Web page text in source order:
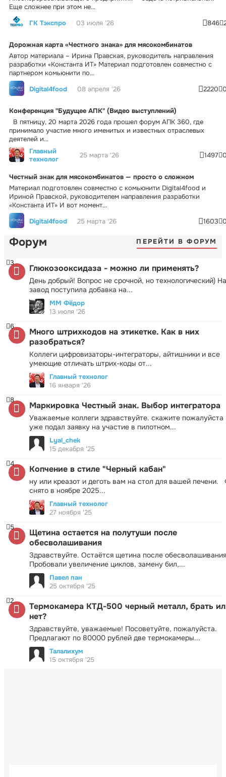
Еще сложнее при этом не...
ГК Тэкспро
03 июля '26 846
Дорожная карта «Честного знака» для мясокомбинатов
Автор материала – Ирина Правская, руководитель направления
разработки «Константа ИТ» Материал подготовлен совместно с
партнером комьюнити по...
Digital4food
08 апреля '26 2220
Конференция "Будущее АПК" (Видео выступлений)
В пятницу, 20 марта 2026 года прошел форум АПК 360, где
принимало участие много именитых и известных отраслевых
деятелей и...
Главный
технолог
25 марта '26 1497
Честный знак для мясокомбинатов — просто о сложном
Материал подготовлен совместно с комьюнити Digital4food и
Ириной Правской, руководителем направления разработки
«Константа ИТ» И вот момент...
Digital4food
25 марта '26 1603
Форум ПЕРЕЙТИ В ФОРУМ
Глюкозооксидаза - можно ли применять?
День добрый! Вопрос не срочной, но технологический) На
завод поступила добавка на...
3
ММ Фёдор
13 июля '26
Много штрихкодов на этикетке. Как в них
разобраться?
Коллеги цифровизаторы-интеграторы, айтишники и все
умеющие отличать штрих-коды от...
6
Главный технолог
16 января '26
Маркировка Честный знак. Выбор интегратора
Уважаемые коллеги здравствуйте. скажите пожалуйста
уже подал заявку на участие в пилотном...
8
Lyal_chek
15 декабря '25
Копчение в стиле "Черный кабан"
ну или креазот и деготь вам на стол для вашей печени.
снято в ноябре 2025...
4
Главный технолог
27 ноября '25
Щетина остается на полутуши после
обесволашивания
Здравствуйте. Остаётся щетина после
Пробовали увеличение циклов, замену бил,...
5
Павел пан
25 октября '25
Термокамера КТД-500 черный металл, брать
нет?
Здравствуйте, уважаемые! Посоветуйте, пожалуйста.
Предлагают по 80000 рублей две термокамеры...
2
Талалихум
15 октября '25